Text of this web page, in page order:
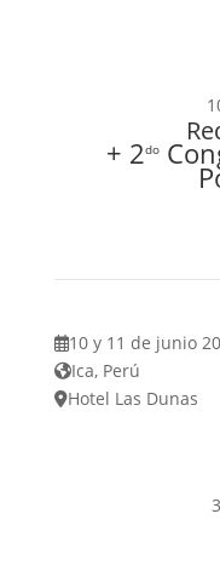
+ 2do
10 y 11 de junio
Ica, Perú
Hotel Las Dunas